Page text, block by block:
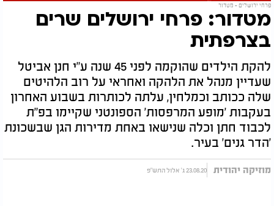
פרחי ירושלים - מטדור
מטדור: פרחי ירושלים שרים
בצרפתית
להקת הילדים שהוקמה לפני 45 שנה ע"י חנן אביטל
שעדיין מנהל את הלהקה ואחראי על רוב הלהיטים
שלה ככותב וכמלחין, עלתה לכותרות בשבוע האחרון
בעקבות 'מופע המרפסות' הספונטני שקיימו בפ"ת
לכבוד חתן וכלה שנישאו באחת מדירות הגן שבשכונת
'הדר גנים' בעיר.
מוזיקה יהודית 23.08.20 ג' אלול התש"פ